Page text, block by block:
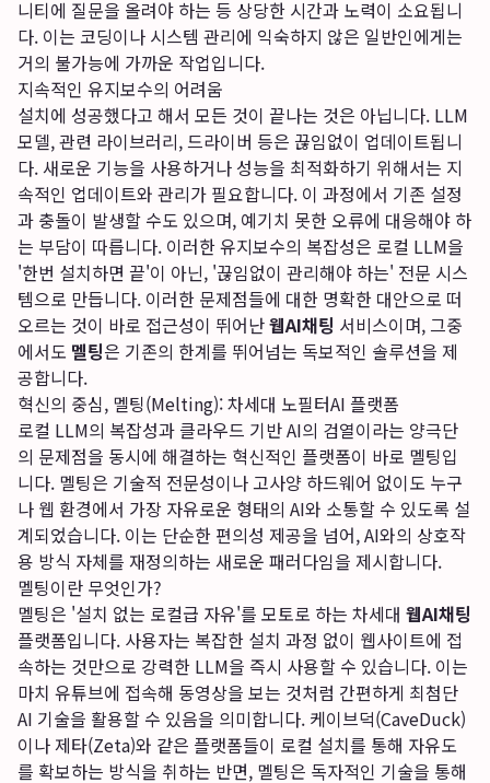
니티에 질문을 올려야 하는 등 상당한 시간과 노력이 소요됩니
다. 이는 코딩이나 시스템 관리에 익숙하지 않은 일반인에게는
거의 불가능에 가까운 작업입니다.
지속적인 유지보수의 어려움
설치에 성공했다고 해서 모든 것이 끝나는 것은 아닙니다. LLM
모델, 관련 라이브러리, 드라이버 등은 끊임없이 업데이트됩니
다. 새로운 기능을 사용하거나 성능을 최적화하기 위해서는 지
속적인 업데이트와 관리가 필요합니다. 이 과정에서 기존 설정
과 충돌이 발생할 수도 있으며, 예기치 못한 오류에 대응해야 하
는 부담이 따릅니다. 이러한 유지보수의 복잡성은 로컬 LLM을
'한번 설치하면 끝'이 아닌, '끊임없이 관리해야 하는' 전문 시스
템으로 만듭니다. 이러한 문제점들에 대한 명확한 대안으로 떠
오르는 것이 바로 접근성이 뛰어난웹AI채팅 서비스이며, 그중
에서도 멜팅은 기존의 한계를 뛰어넘는 독보적인 솔루션을 제
공합니다.
혁신의 중심, 멜팅(Melting): 차세대 노필터AI 플랫폼
로컬 LLM의 복잡성과 클라우드 기반 AI의 검열이라는 양극단
의 문제점을 동시에 해결하는 혁신적인 플랫폼이 바로 멜팅입
니다. 멜팅은 기술적 전문성이나 고사양 하드웨어 없이도 누구
나 웹 환경에서 가장 자유로운 형태의 AI와 소통할 수 있도록 설
계되었습니다. 이는 단순한 편의성 제공을 넘어, AI와의 상호작
용 방식 자체를 재정의하는 새로운 패러다임을 제시합니다.
멜팅이란 무엇인가?
멜팅은 '설치 없는 로컬급 자유'를 모토로 하는 차세대 웹AI채팅
플랫폼입니다. 사용자는 복잡한 설치 과정 없이 웹사이트에 접
속하는 것만으로 강력한 LLM을 즉시 사용할 수 있습니다. 이는
마치 유튜브에 접속해 동영상을 보는 것처럼 간편하게 최첨단
AI 기술을 활용할 수 있음을 의미합니다. 케이브덕(CaveDuck)
이나 제타(Zeta)와 같은 플랫폼들이 로컬 설치를 통해 자유도
를 확보하는 방식을 취하는 반면, 멜팅은 독자적인 기술을 통해